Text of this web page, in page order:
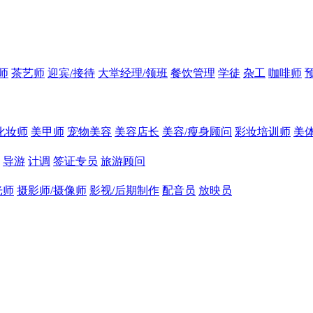
茶艺师 迎宾/接待 大堂经理/领班 餐饮管理 学徒 杂工 咖啡师
妆师 美甲师 宠物美容 美容店长 美容/瘦身顾问 彩妆培训师 美
导游 计调 签证专员 旅游顾问
师 摄影师/摄像师 影视/后期制作 配音员 放映员